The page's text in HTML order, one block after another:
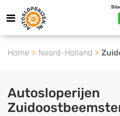
Home Noord-Holland
Autosloperijen